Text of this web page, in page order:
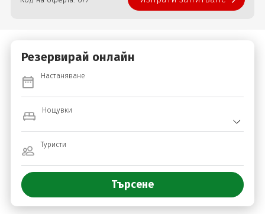
Резервирай онлайн
Настаняване
Нощувки
Туристи